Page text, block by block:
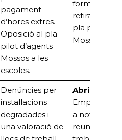
pagament
d’hores extres.
Oposició al pla
pilot d’agents
Mossos a les
escoles.
formalment
retirada del
pla pilot de
Mossos.
Denúncies per
instal·lacions
degradades i
una valoració de
Abril 2026:
a noves
reunions per